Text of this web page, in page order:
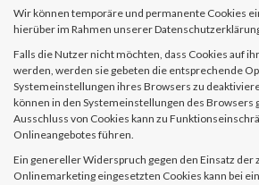
Wir können temporäre und permanente Cookies
hierüber im Rahmen unserer
Falls die Nutzer nicht möchten, dass Cookies auf
werden, werden sie gebeten die entsprechende
Systemeinstellungen ihres Browsers zu
können in den Systemeinstellungen des Browsers
Ausschluss von Cookies kann zu
Onlineangebotes führen.
Ein genereller Widerspruch gegen den Einsatz der
Onlinemarketing eingesetzten Cookies kann bei